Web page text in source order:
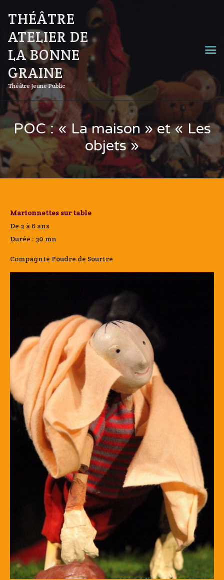
THÉÂTRE
ATELIER DE
LA BONNE
GRAINE
Théâtre Jeune Public
POC : « La maison » et « Les
objets »
Marionnettes sur table
De 2 à 6 ans
Durée : 30 mn
Compagnie Poudre de Sourire